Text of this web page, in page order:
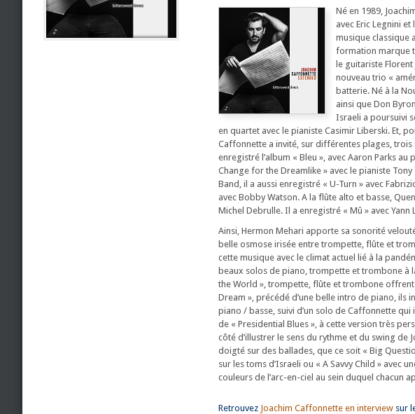
Né en 1989,
avec Eric Legnini
musique classique
formation marque
le guitariste
nouveau trio «
batterie. Né à la
ainsi que Don
Israeli a poursuivi
en quartet avec le pianiste Casimir Liberski. Et,
Caffonnette a invité, sur différentes plages,
enregistré l’album « Bleu », avec Aaron Parks
Change for the Dreamlike » avec le pianiste
Band, il a aussi enregistré « U-Turn » avec
avec Bobby Watson. A la flûte alto et basse,
Michel Debrulle. Il a enregistré « Mû » avec
Ainsi, Hermon Mehari apporte sa sonorité
belle osmose irisée entre trompette, flûte et
cette musique avec le climat actuel lié à la
beaux solos de piano, trompette et trombone à
the World », trompette, flûte et trombone
Dream », précédé d’une belle intro de piano,
piano / basse, suivi d’un solo de Caffonnette
de « Presidential Blues », à cette version très
côté d’illustrer le sens du rythme et du swing de
doigté sur des ballades, que ce soit « Big
sur les toms d’Israeli ou « A Savvy Child » avec
couleurs de l’arc-en-ciel au sein duquel chacun
Retrouvez Joachim Caffonnette en interview sur